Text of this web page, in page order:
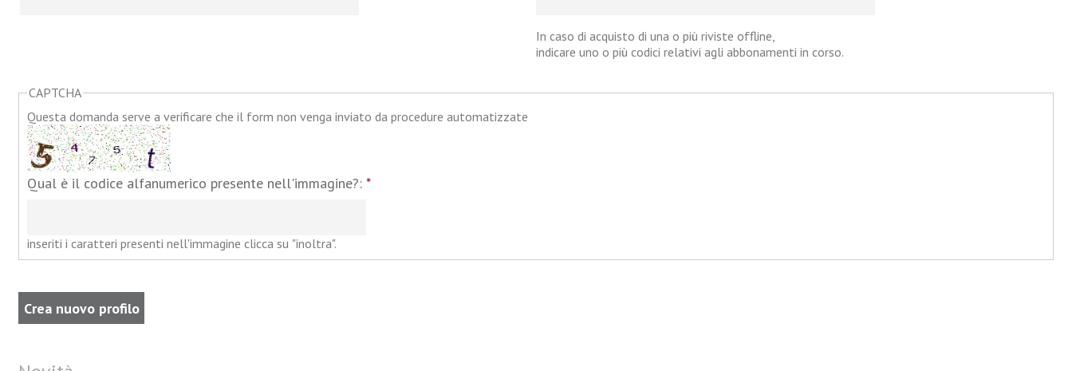
In caso di acquisto di una o più riviste offline,
indicare uno o più codici relativi agli abbonamenti in corso.
CAPTCHA
Questa domanda serve a verificare che il form non venga inviato da procedure automatizzate
Qual è il codice alfanumerico presente nell'immagine?: *
inseriti i caratteri presenti nell'immagine clicca su "inoltra".